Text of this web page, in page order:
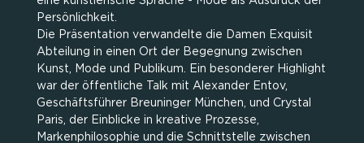
Persönlichkeit.
Die Präsentation verwandelte die Damen Exquisit
Abteilung in einen Ort der Begegnung zwischen
Kunst, Mode und Publikum. Ein besonderer Highlight
war der öffentliche Talk mit Alexander Entov,
Geschäftsführer Breuninger München, und Crystal
Paris, der Einblicke in kreative Prozesse,
Markenphilosophie und die Schnittstelle zwischen